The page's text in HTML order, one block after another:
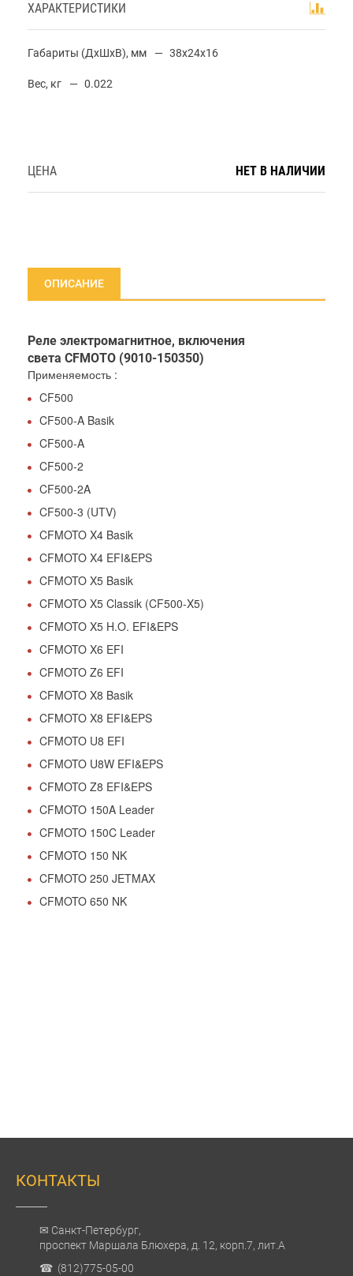
ХАРАКТЕРИСТИКИ
Габариты (ДхШхВ), мм 38x24x16
Вес, кг 0.022
ЦЕНА НЕТ В НАЛИЧИИ
ОПИСАНИЕ
Реле электромагнитное, включения
света CFMOTO (9010-150350)
Применяемость :
CF500
CF500-A Basik
CF500-A
CF500-2
CF500-2A
CF500-3 (UTV)
CFMOTO X4 Basik
CFMOTO X4 EFI&EPS
CFMOTO X5 Basik
CFMOTO X5 Classik (CF500-X5)
CFMOTO X5 H.O. EFI&EPS
CFMOTO X6 EFI
CFMOTO Z6 EFI
CFMOTO X8 Basik
CFMOTO X8 EFI&EPS
CFMOTO U8 EFI
CFMOTO U8W EFI&EPS
CFMOTO Z8 EFI&EPS
CFMOTO 150A Leader
CFMOTO 150C Leader
CFMOTO 150 NK
CFMOTO 250 JETMAX
CFMOTO 650 NK
КОНТАКТЫ
✉ Санкт-Петербург,
проспект Маршала Блюхера, д. 12, корп.7, лит.А
☎ (812)775-05-00